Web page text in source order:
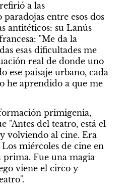
a las
entre esos dos
antitéticos: su Lanús
"Me da la
esas dificultades me
real de donde uno
ese paisaje urbano, cada
he aprendido a que me
primigenia,
"Antes del teatro, está el
volviendo al cine. Era
miércoles de cine en
prima. Fue una magia
viene el circo y